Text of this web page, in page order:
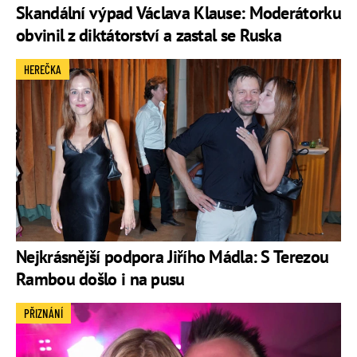
Skandální výpad Václava Klause: Moderátorku
obvinil z diktátorství a zastal se Ruska
Nejkrásnější podpora Jiřího Mádla: S Terezou
Rambou došlo i na pusu
HEREČKA
PŘIZNÁNÍ